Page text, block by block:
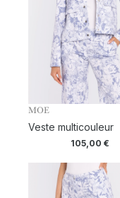
MOE
Veste multicouleur
105,00€